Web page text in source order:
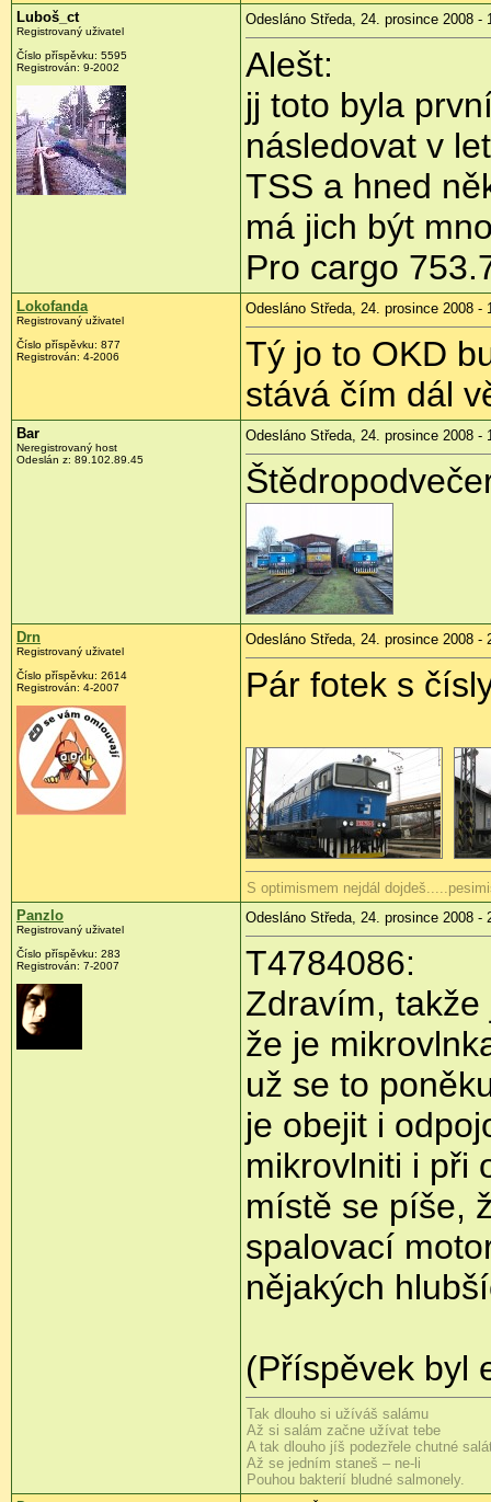
Luboš_ct
Registrovaný uživatel
Číslo příspěvku: 5595
Registrován: 9-2002
Odesláno Středa, 24. prosince 2008 -
Alešt:
jj toto byla
následovat v
TSS a hned
má jich být
Pro cargo
Lokofanda
Registrovaný uživatel
Číslo příspěvku: 877
Registrován: 4-2006
Odesláno Středa, 24. prosince 2008 -
Tý jo to OKD
stává čím dál
Bar
Neregistrovaný host
Odeslán z: 89.102.89.45
Odesláno Středa, 24. prosince 2008 -
Drn
Registrovaný uživatel
Číslo příspěvku: 2614
Registrován: 4-2007
Odesláno Středa, 24. prosince 2008 -
Pár fotek s
S optimismem nejdál
Panzlo
Registrovaný uživatel
Číslo příspěvku: 283
Registrován: 7-2007
Odesláno Středa, 24. prosince 2008 -
T4784086:
Zdravím,
že je
už se to
je obejit i
mikrovlniti i při
místě se píše,
spalovací
nějakých
(Příspěvek byl
Tak dlouho si užíváš salámu
Až si salám začne užívat tebe
A tak dlouho jíš podezřele chutné
Až se jedním staneš – ne-li
Pouhou bakterií bludné salmonely.